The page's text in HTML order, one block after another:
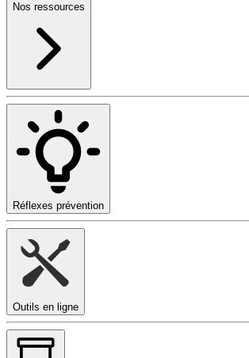
Nos ressources
Réflexes prévention
Outils en ligne